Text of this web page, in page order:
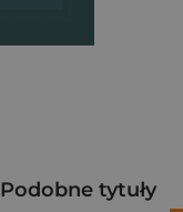
Podobne tytuły